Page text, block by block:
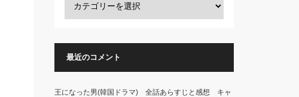
最近のコメント
王になった男(韓国ドラマ) 全話あらすじと感想 キャ